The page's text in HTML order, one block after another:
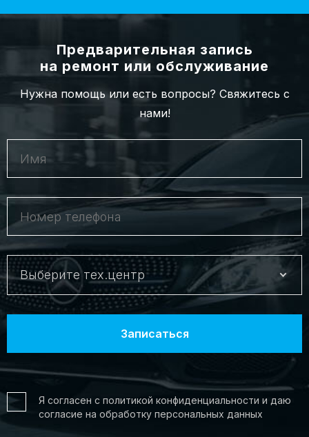
Предварительная запись
на ремонт или обслуживание
Нужна помощь или есть вопросы? Свяжитесь с
нами!
Выберите тех.центр
Я согласен с политикой конфиденциальности и даю
согласие на обработку персональных данных